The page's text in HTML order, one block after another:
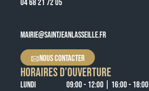
04 68 21 72 05
MAIRIE@SAINTJEANLASSEILLE.FR
NOUS CONTACTER
HORAIRES D’OUVERTURE
LUNDI
09:00 - 12:00 | 16:00 - 18:00